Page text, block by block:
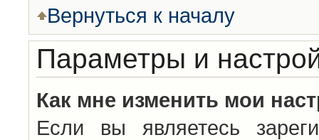
Вернуться к началу
Параметры и
Как мне изменить мои
Если вы являетесь